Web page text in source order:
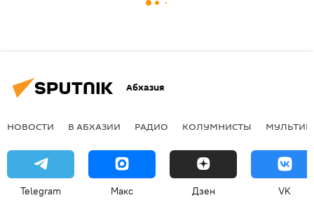
Абхазия
НОВОСТИ В АБХАЗИИ РАДИО КОЛУМНИСТЫ
Telegram Макс Дзен VK